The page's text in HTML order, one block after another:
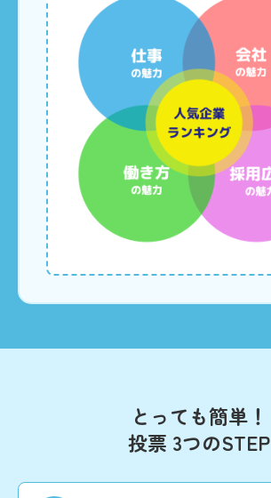
とっても簡単！
投票 3つのSTEP